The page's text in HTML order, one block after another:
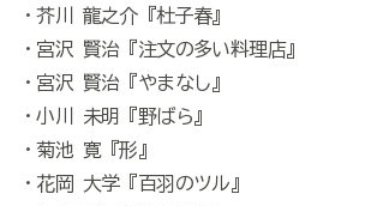
・芥川 龍之介『杜子春』
・宮沢 賢治『注文の多い料理店』
・宮沢 賢治『やまなし』
・小川 未明『野ばら』
・菊池 寛『形』
・花岡 大学『百羽のツル』